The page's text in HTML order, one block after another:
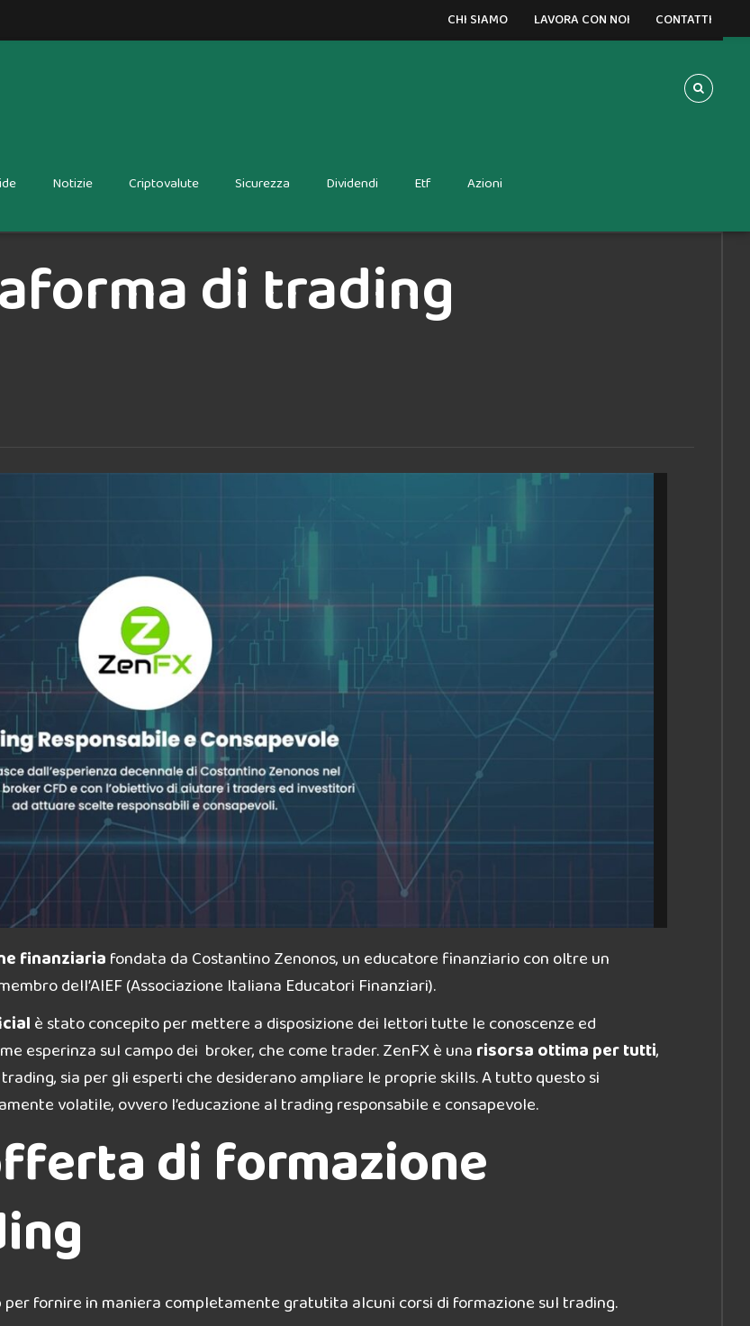
CHI SIAMO LAVORA CON NOI CONTATTI
Notizie Criptovalute Sicurezza Dividendi Etf Azioni
di trading
finanziariafondata da Costantino Zenonos, un educatore finanziario con oltre un
dell’AIEF (Associazione Italiana Educatori Finanziari).
è stato concepito per mettere a disposizione dei lettori tutte le conoscenze ed
esperinza sul campo dei broker, che come trader. ZenFX è una risorsa ottima per tutti,
sia per gli esperti che desiderano ampliare le proprie skills. A tutto questo si
volatile, ovvero l’educazione al trading responsabile e consapevole.
di formazione
fornire in maniera completamente gratutita alcuni corsi di formazione sul trading.